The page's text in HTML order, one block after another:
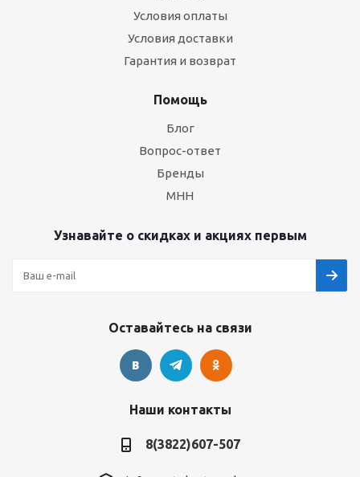
Условия оплаты
Условия доставки
Гарантия и возврат
Помощь
Блог
Вопрос-ответ
Бренды
МНН
Узнавайте о скидках и акциях первым
Оставайтесь на связи
Наши контакты
8(3822)607-507